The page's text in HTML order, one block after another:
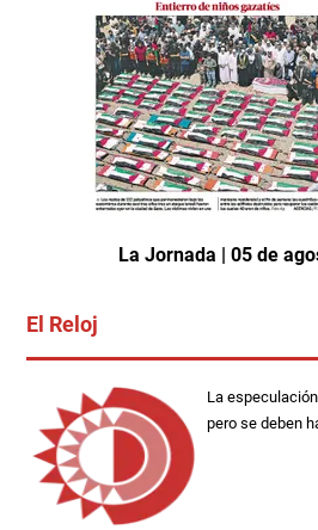
La Jornada | 05 de
El Reloj
La
pero se deben